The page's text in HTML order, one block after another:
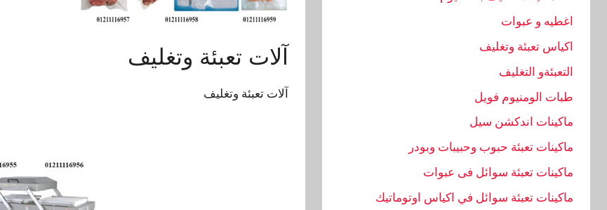
‏‏آلات تعبئة وتغليف
‏‏آلات تعبئة وتغليف
اغطيه و عبوات
اكياس تعبئة وتغليف
التعبئةو التغليف
طبات الومنيوم فويل
ماكينات اندكشن سيل
ماكينات تعبئة حبوب وحبيبات وبودر
ماكينات تعبئة سوائل فى عبوات
ماكينات تعبئة سوائل في اكياس اوتوماتيك